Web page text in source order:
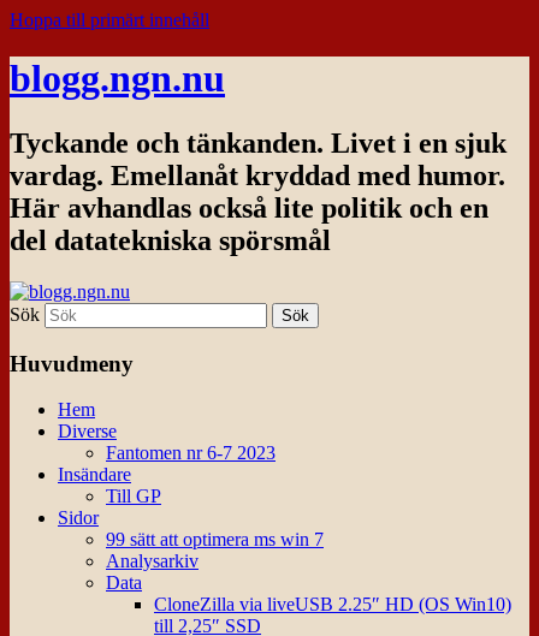
Hoppa till primärt innehåll
blogg.ngn.nu
Tyckande och tänkanden. Livet i en sjuk
vardag. Emellanåt kryddad med humor.
Här avhandlas också lite politik och en
del datatekniska spörsmål
Sök
Huvudmeny
Hem
Diverse
Fantomen nr 6-7 2023
Insändare
Till GP
Sidor
99 sätt att optimera ms win 7
Analysarkiv
Data
CloneZilla via liveUSB 2.25″ HD (OS Win10)
till 2,25″ SSD